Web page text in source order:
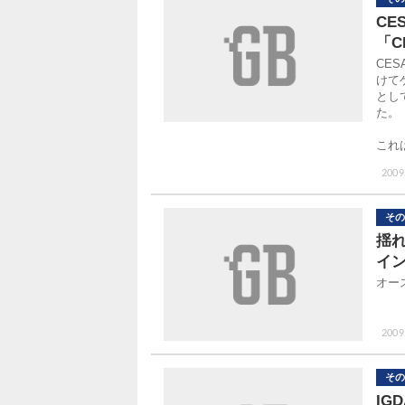
「
けて
とし
た。
これ
そ
揺
イ
オー
そ